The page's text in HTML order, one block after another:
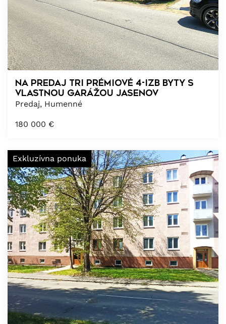
NA PREDAJ TRI PRÉMIOVÉ 4-izb BYTY S
VLASTNOU GARÁŽOU JASENOV
Predaj, Humenné
180 000 €
Exkluzívna ponuka